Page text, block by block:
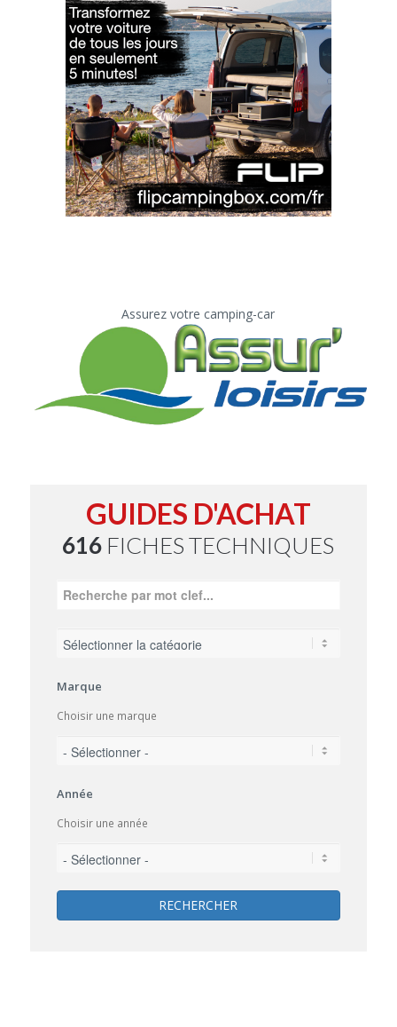
Assurez votre camping-car
GUIDES D'ACHAT
616 FICHES TECHNIQUES
Marque
Choisir une marque
Année
Choisir une année
RECHERCHER